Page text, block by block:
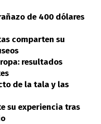
de 400 dólares
comparten su
resultados
de la tala y las
su experiencia tras